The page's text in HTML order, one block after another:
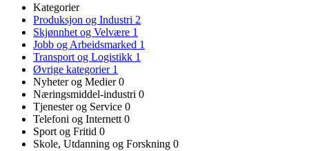
Kategorier
Produksjon og Industri 2
Skjønnhet og Velvære 1
Jobb og Arbeidsmarked 1
Transport og Logistikk 1
Øvrige kategorier 1
Nyheter og Medier0
Næringsmiddel-industri 0
Tjenester og Service 0
Telefoni og Internett 0
Sport og Fritid 0
Skole, Utdanning og Forskning 0